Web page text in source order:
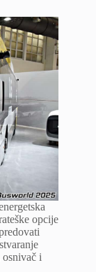
opcije
i